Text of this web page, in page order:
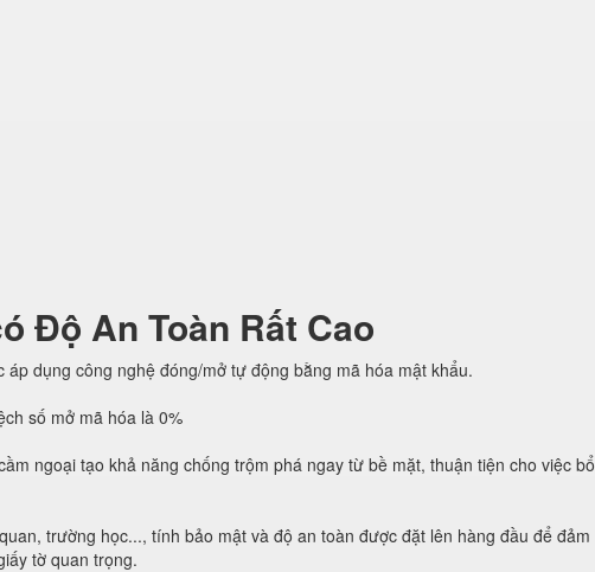
Độ An Toàn Rất Cao
áp dụng công nghệ đóng/mở tự động bằng mã hóa mật khẩu.
số mở mã hóa là 0%
ngoại tạo khả năng chống trộm phá ngay từ bề mặt, thuận tiện cho việc bổ
trường học..., tính bảo mật và độ an toàn được đặt lên hàng đầu để đảm
tờ quan trọng.